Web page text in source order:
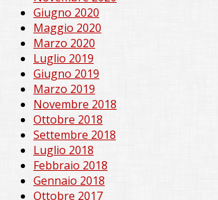
Giugno 2020
Maggio 2020
Marzo 2020
Luglio 2019
Giugno 2019
Marzo 2019
Novembre 2018
Ottobre 2018
Settembre 2018
Luglio 2018
Febbraio 2018
Gennaio 2018
Ottobre 2017